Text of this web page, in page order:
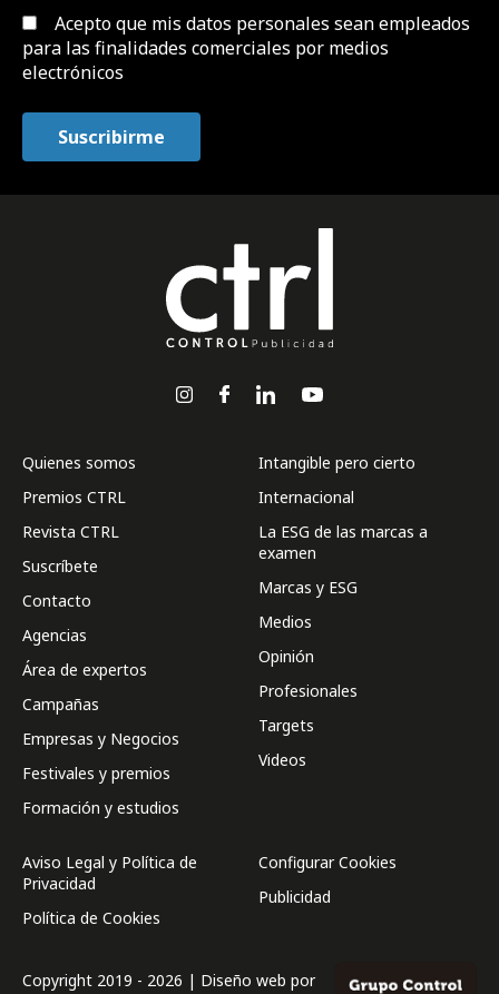
Acepto que mis datos personales sean empleados
para las finalidades comerciales por medios
electrónicos
Quienes somos
Premios CTRL
Revista CTRL
Suscríbete
Contacto
Agencias
Área de expertos
Campañas
Empresas y Negocios
Festivales y premios
Formación y estudios
Intangible pero cierto
Internacional
La ESG de las marcas a
examen
Marcas y ESG
Medios
Opinión
Profesionales
Targets
Videos
Aviso Legal y Política de
Privacidad
Política de Cookies
Configurar Cookies
Publicidad
Copyright 2019 - 2026 | Diseño web por